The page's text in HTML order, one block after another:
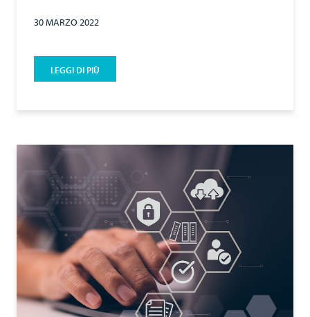
30 MARZO 2022
LEGGI DI PIÙ